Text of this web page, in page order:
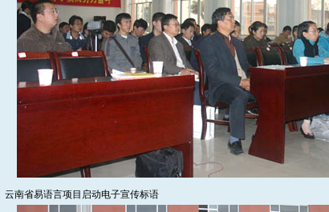
云南省易语言项目启动电子宣传标语